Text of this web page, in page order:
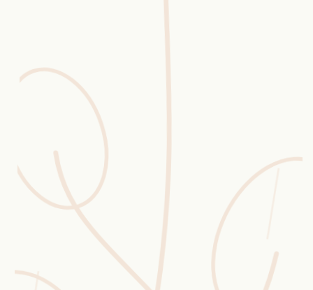
Sammelkalender
Blüten-Finder
Phänologie-Radar
Vogelstimmen
Gartenplaner